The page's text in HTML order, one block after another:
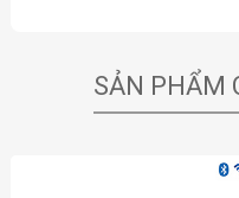
SẢN PHẨM